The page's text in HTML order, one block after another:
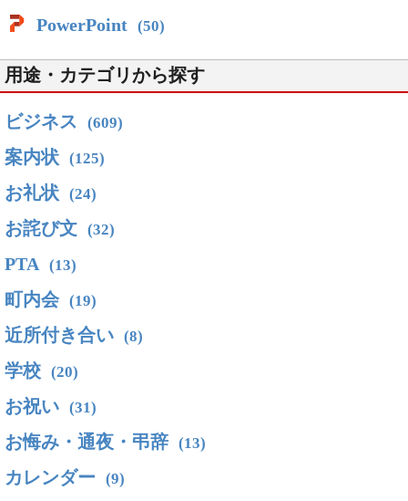
PowerPoint (50)
用途・カテゴリから探す
ビジネス (609)
案内状 (125)
お礼状 (24)
お詫び文 (32)
PTA (13)
町内会 (19)
近所付き合い (8)
学校 (20)
お祝い (31)
お悔み・通夜・弔辞 (13)
カレンダー (9)